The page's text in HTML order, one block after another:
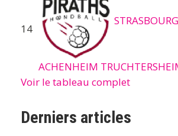
14
STRASBOURG
ACHENHEIM
Voir le tableau complet
Derniers articles